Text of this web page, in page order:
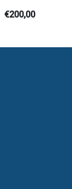
€200,00